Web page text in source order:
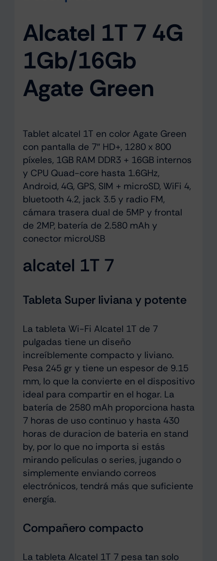
Alcatel 1T 7 4G
1Gb/16Gb
Agate Green
Tablet alcatel 1T en color Agate Green
con pantalla de 7″ HD+, 1280 x 800
píxeles, 1GB RAM DDR3 + 16GB internos
y CPU Quad-core hasta 1.6GHz,
Android, 4G, GPS, SIM + microSD, WiFi 4,
bluetooth 4.2, jack 3.5 y radio FM,
cámara trasera dual de 5MP y frontal
de 2MP, batería de 2.580 mAh y
conector microUSB
alcatel 1T 7
Tableta Super liviana y potente
La tableta Wi-Fi Alcatel 1T de 7
pulgadas tiene un diseño
increíblemente compacto y liviano.
Pesa 245 gr y tiene un espesor de 9.15
mm, lo que la convierte en el dispositivo
ideal para compartir en el hogar. La
batería de 2580 mAh proporciona hasta
7 horas de uso continuo y hasta 430
horas de duracion de bateria en stand
by, por lo que no importa si estás
mirando películas o series, jugando o
simplemente enviando correos
electrónicos, tendrá más que suficiente
energía.
Compañero compacto
La tableta Alcatel 1T 7 pesa tan solo